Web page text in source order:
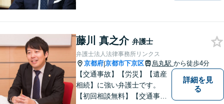
気軽にご相談下さい。
藤川 真之介 弁護士
弁護士法人法律事務所リンクス
京都府|京都市下京区 烏丸駅 から徒歩4分
【交通事故】【労災】【遺産
相続】に強い弁護士です。
【初回相談無料】【交通事故
詳細を見
る